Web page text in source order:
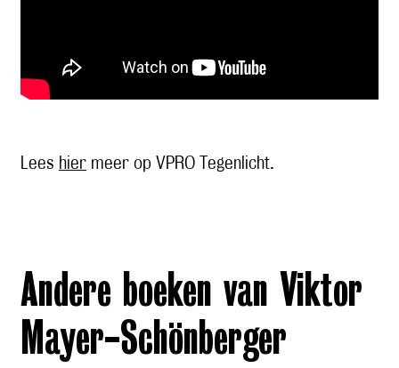
Lees hier meer op VPRO Tegenlicht.
Andere boeken van Viktor
Mayer-Schönberger